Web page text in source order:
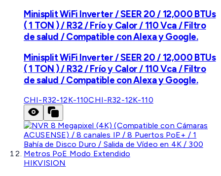
Minisplit WiFi Inverter / SEER 20 / 12,000 BTUs
( 1 TON ) / R32 / Frío y Calor / 110 Vca / Filtro
de salud / Compatible con Alexa y Google.
Minisplit WiFi Inverter / SEER 20 / 12,000 BTUs
( 1 TON ) / R32 / Frío y Calor / 110 Vca / Filtro
de salud / Compatible con Alexa y Google.
CHI-R32-12K-110CHI-R32-12K-110
HIKVISION